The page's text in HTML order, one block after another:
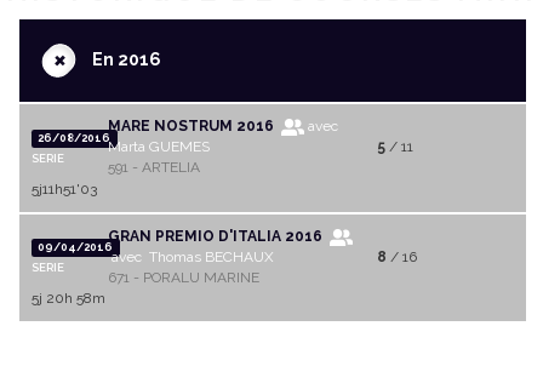
+En 2016
26/08/2016
SERIE
MARE NOSTRUM 2016
avec
Marta GUEMES
591 - ARTELIA
5/ 11
5j11h51'03
09/04/2016
SERIE
GRAN PREMIO D'ITALIA 2016
avec Thomas BECHAUX
671 - PORALU MARINE
8 / 16
5j 20h 58m